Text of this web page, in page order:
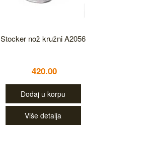
Stocker nož kružni A2056
420.00
Dodaj u korpu
Više detalja